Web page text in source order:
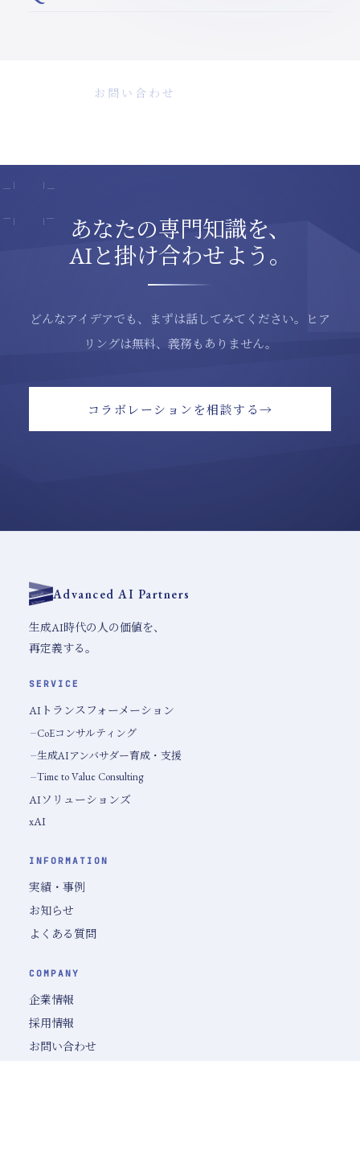
新しい価値の創出を目的としています。
ムに対応していますので、まずはご相談ください。
お問い合わせ
あなたの専門知識を、
AIと掛け合わせよう。
どんなアイデアでも、まずは話してみてください。
ヒア
リングは無料、義務もありません。
コラボレーションを相談する →
Advanced AI Partners
生成AI時代の人の価値を、
再定義する。
SERVICE
AIトランスフォーメーション
CoEコンサルティング
生成AIアンバサダー育成・支援
Time to Value Consulting
AIソリューションズ
xAI
INFORMATION
実績・事例
お知らせ
よくある質問
COMPANY
企業情報
採用情報
お問い合わせ